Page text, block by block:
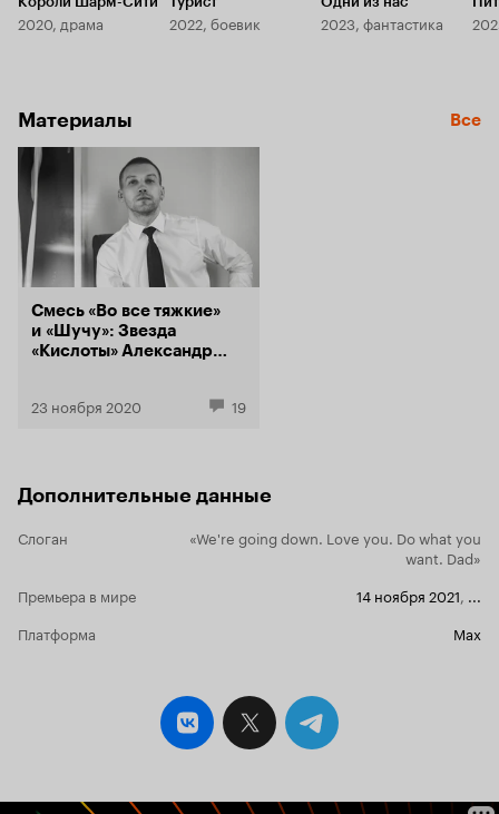
2020, драма 2022, боевик 2023, фантастика
Материалы Все
Смесь «Во все тяжкие»
и «Шучу»: Звезда
«Кислоты» Александр
«Камикадзе»
23 ноября 2020 19
Дополнительные данные
Слоган
«We're going down. Love you. Do what you
want. Dad»
Премьера в мире
14 ноября 2021
Платформа
Max